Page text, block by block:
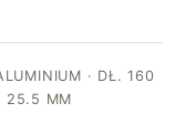
· DŁ. 160
25.5 MM